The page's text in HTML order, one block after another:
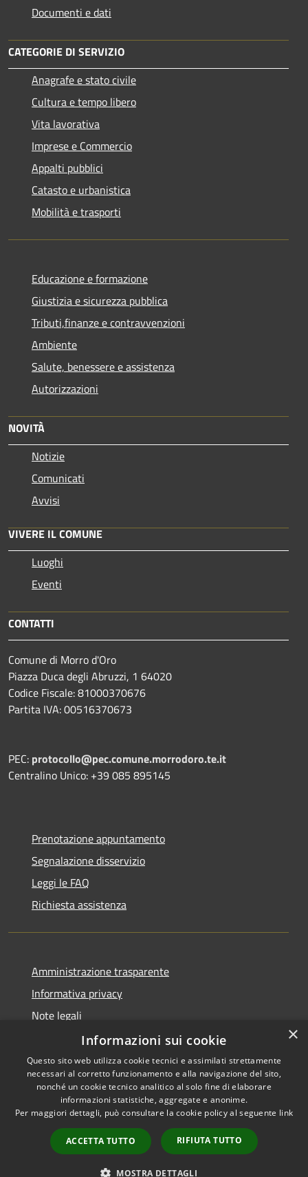
Documenti e dati
CATEGORIE DI SERVIZIO
Anagrafe e stato civile
Cultura e tempo libero
Vita lavorativa
Imprese e Commercio
Appalti pubblici
Catasto e urbanistica
Mobilità e trasporti
Educazione e formazione
Giustizia e sicurezza pubblica
Tributi,finanze e contravvenzioni
Ambiente
Salute, benessere e assistenza
Autorizzazioni
NOVITÀ
Notizie
Comunicati
Avvisi
VIVERE IL COMUNE
Luoghi
Eventi
CONTATTI
Comune di Morro d'Oro
Piazza Duca degli Abruzzi, 1 64020
Codice Fiscale: 81000370676
Partita IVA: 00516370673
PEC: protocollo@pec.comune.morrodoro.te.it
Centralino Unico: +39 085 895145
Prenotazione appuntamento
Segnalazione disservizio
Leggi le FAQ
Richiesta assistenza
Amministrazione trasparente
Informativa privacy
Note legali
Dichiarazione di accessibilità
RSS
Accessibilità
Copyright © 2026 • Comune di
Municipium•
Accesso
redazione
×
Informazioni sui cookie
Questo sito web utilizza cookie tecnici e assimilati strettamente
necessari al corretto funzionamento e alla navigazione del sito,
nonché un cookie tecnico analitico al solo fine di elaborare
informazioni statistiche, aggregate e anonime.
Per maggiori dettagli, può consultare la cookie policy al seguente link
ACCETTA TUTTO RIFIUTA TUTTO
MOSTRA DETTAGLI